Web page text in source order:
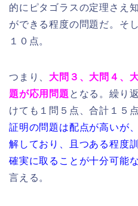
的にピタゴラスの定理さえ
ができる程度の問題だ。そ
１０点。
つまり、 大問３、大問４、
題が応用問題 となる。繰り
けても１問５点、合計１５
証明の問題は配点が高いが
解しており、且つある程度
確実に取ることが十分可能
言える。